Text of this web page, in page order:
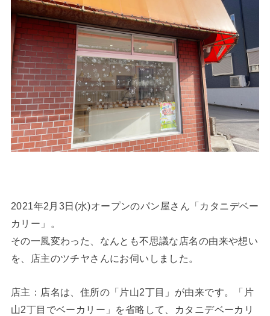
2021年2月3日(水)オープンのパン屋さん「カタニデベー
カリー」。
その一風変わった、なんとも不思議な店名の由来や想い
を、店主のツチヤさんにお伺いしました。
店主：店名は、住所の「片山2丁目」が由来です。「片
山2丁目でベーカリー」を省略して、カタニデベーカリ